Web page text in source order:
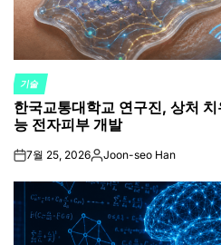
POSTED
IN
기술
한국교통대학교 연구진, 상처
능 전자피부 개발
on7월 25, 2026Posted
Joon-seo Han